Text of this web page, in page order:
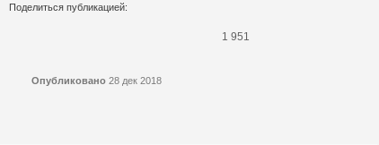
Поделиться публикацией:
1 951
Опубликовано 28 дек 2018